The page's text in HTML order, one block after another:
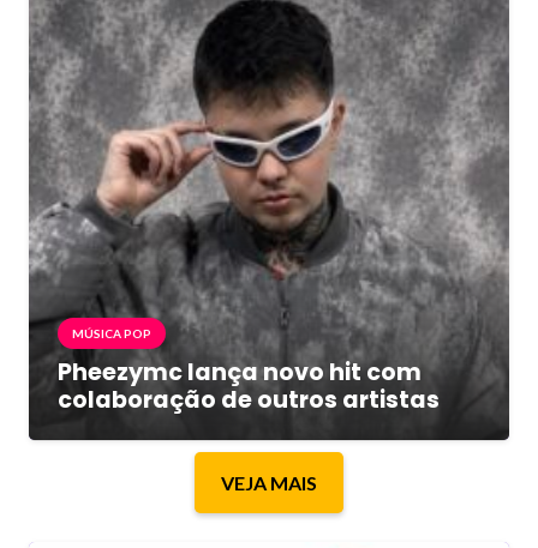
MÚSICA POP
Pheezymc lança novo hit com
colaboração de outros artistas
VEJA MAIS